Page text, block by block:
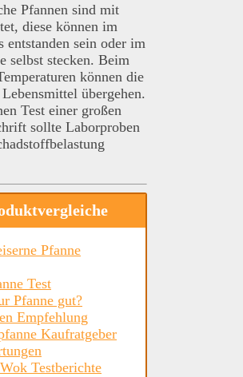
Pfannen sind mit
diese können im
entstanden sein oder im
selbst stecken. Beim
können die
übergehen.
Test einer großen
sollte Laborproben
Pfanne
Test
Pfanne gut?
Empfehlung
Kaufratgeber
Testberichte